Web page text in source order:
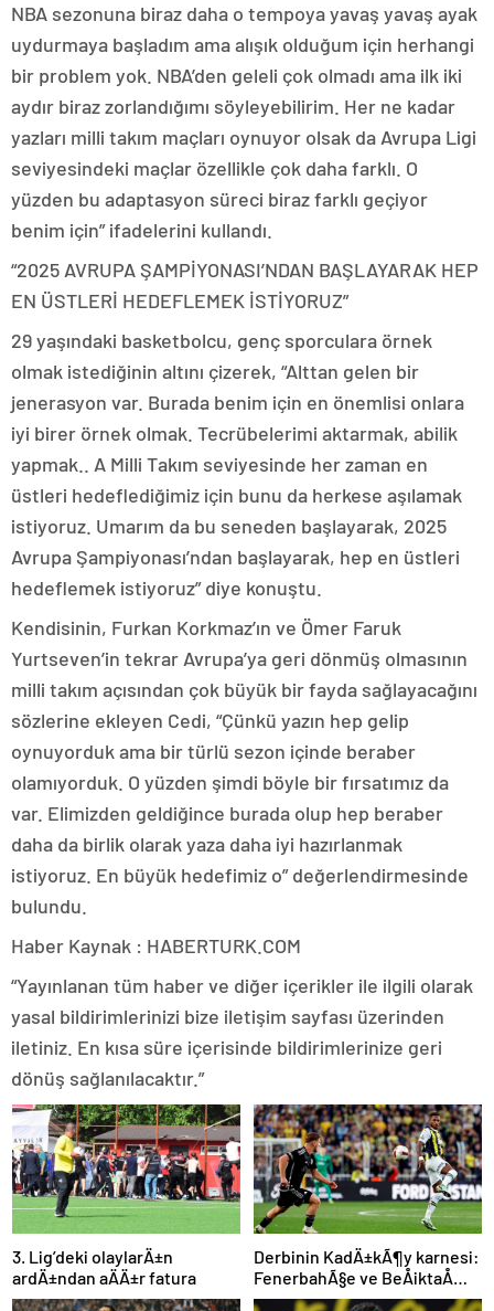
NBA sezonuna biraz daha o tempoya yavaş yavaş ayak
uydurmaya başladım ama alışık olduğum için herhangi
bir problem yok. NBA’den geleli çok olmadı ama ilk iki
aydır biraz zorlandığımı söyleyebilirim. Her ne kadar
yazları milli takım maçları oynuyor olsak da Avrupa Ligi
seviyesindeki maçlar özellikle çok daha farklı. O
yüzden bu adaptasyon süreci biraz farklı geçiyor
benim için” ifadelerini kullandı.
“2025 AVRUPA ŞAMPİYONASI’NDAN BAŞLAYARAK HEP
EN ÜSTLERİ HEDEFLEMEK İSTİYORUZ”
29 yaşındaki basketbolcu, genç sporculara örnek
olmak istediğinin altını çizerek, “Alttan gelen bir
jenerasyon var. Burada benim için en önemlisi onlara
iyi birer örnek olmak. Tecrübelerimi aktarmak, abilik
yapmak.. A Milli Takım seviyesinde her zaman en
üstleri hedeflediğimiz için bunu da herkese aşılamak
istiyoruz. Umarım da bu seneden başlayarak, 2025
Avrupa Şampiyonası’ndan başlayarak, hep en üstleri
hedeflemek istiyoruz” diye konuştu.
Kendisinin, Furkan Korkmaz’ın ve Ömer Faruk
Yurtseven’in tekrar Avrupa’ya geri dönmüş olmasının
milli takım açısından çok büyük bir fayda sağlayacağını
sözlerine ekleyen Cedi, “Çünkü yazın hep gelip
oynuyorduk ama bir türlü sezon içinde beraber
olamıyorduk. O yüzden şimdi böyle bir fırsatımız da
var. Elimizden geldiğince burada olup hep beraber
daha da birlik olarak yaza daha iyi hazırlanmak
istiyoruz. En büyük hedefimiz o” değerlendirmesinde
bulundu.
Haber Kaynak : HABERTURK.COM
“Yayınlanan tüm haber ve diğer içerikler ile ilgili olarak
yasal bildirimlerinizi bize iletişim sayfası üzerinden
iletiniz. En kısa süre içerisinde bildirimlerinize geri
dönüş sağlanılacaktır.”
3. Lig’deki olaylarÄ±n
ardÄ±ndan aÄÄ±r fatura
Derbinin KadÄ±kÃ¶y karnesi:
FenerbahÃ§e ve BeÅiktaÅ
iÃ§in dikkat Ã§ekenÂ sayÄ±